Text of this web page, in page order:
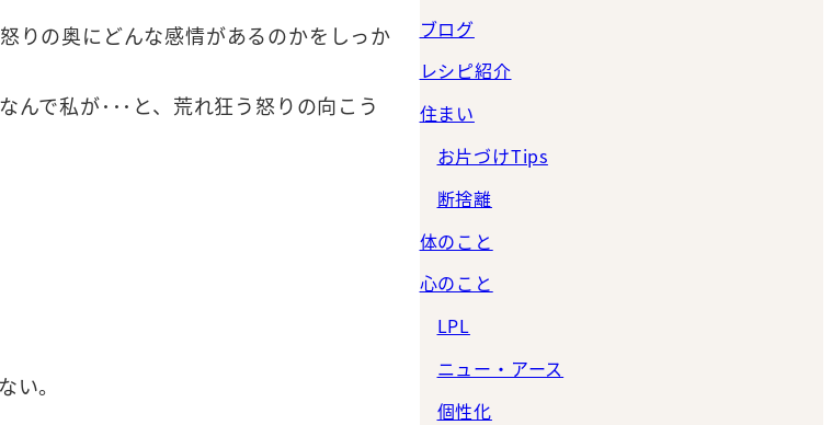
りの奥にどんな感情があるのかをしっか
んで私が･･･と、荒れ狂う怒りの向こう
い。
ブログ
レシピ紹介
住まい
お片づけTips
断捨離
体のこと
心のこと
LPL
ニュー・アース
個性化